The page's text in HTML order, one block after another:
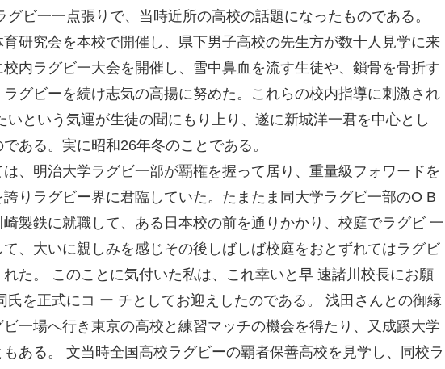
グビ一一点張りで、当時近所の高校の話題になったものである。
研究会を本校で開催し、県下男子高校の先生方が数十人見学に来
内ラグビ一大会を開催し、雪中鼻血を流す生徒や、鎖骨を骨折す
グビーを続け志気の高揚に努めた。これらの校内指導に刺激され
いという気運が生徒の聞にもり上り、遂に新城洋一君を中心とし
ある。実に昭和26年冬のことである。
、明治大学ラグビ一部が覇権を握って居り、重量級フォワードを
りラグビー界に君臨していた。たまたま同大学ラグビ一部のO B
製鉄に就職して、ある日本校の前を通りかかり、校庭でラグビ 一
、大いに親しみを感じその後しばしば校庭をおとずれてはラグビ
た。 このことに気付いた私は、これ幸いと早 速諸川校長にお願
氏を正式にコ ー チとしてお迎えしたのである。 浅田さんとの御縁
一場へ行き東京の高校と練習マッチの機会を得たり、又成蹊大学
ある。 文当時全国高校ラグビーの覇者保善高校を見学し、同校ラ